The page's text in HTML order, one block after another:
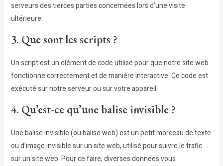
serveurs des tierces parties concernées lors d’une visite
ultérieure.
3. Que sont les scripts ?
Un script est un élément de code utilisé pour que notre site web
fonctionne correctement et de manière interactive. Ce code est
exécuté sur notre serveur ou sur votre appareil.
4. Qu’est-ce qu’une balise invisible ?
Une balise invisible (ou balise web) est un petit morceau de texte
ou d’image invisible sur un site web, utilisé pour suivre le trafic
sur un site web. Pour ce faire, diverses données vous